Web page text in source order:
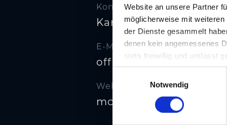
Website an unsere Partner
möglicherweise mit
der Dienste gesammelt
denen kein angemessenes
stets freiwillig und umfasst
Übermittlungen an
unserer Website nicht
i
Notwendig
Kontakt
Kammermusik­saal im
E-Mail
office@mcg.at
Website
mcg.at/locations/